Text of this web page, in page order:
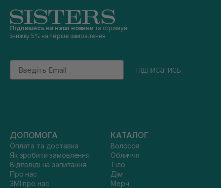
Підпишись на наші новини та отримуй
знижку 5% на перше замовлення
Email
підписатись
ДОПОМОГА
Оплата та доставка
Як зробити замовлення
Відповіді на запитання
Про нас
ЗМІ про нас
КАТАЛОГ
Волосся
Обличчя
Тіло
Дім
Мерч